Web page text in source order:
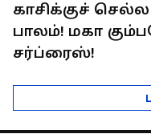
காசிக்குச்
பாலம்! மகா
சர்ப்ரைஸ்!